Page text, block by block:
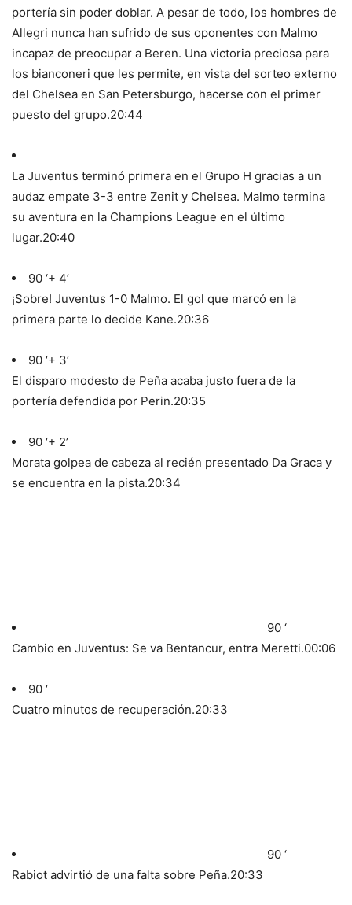
portería sin poder doblar. A pesar de todo, los hombres de
Allegri nunca han sufrido de sus oponentes con Malmo
incapaz de preocupar a Beren. Una victoria preciosa para
los bianconeri que les permite, en vista del sorteo externo
del Chelsea en San Petersburgo, hacerse con el primer
puesto del grupo.20:44
La Juventus terminó primera en el Grupo H gracias a un
audaz empate 3-3 entre Zenit y Chelsea. Malmo termina
su aventura en la Champions League en el último
lugar.20:40
90 ‘+ 4’
¡Sobre! Juventus 1-0 Malmo. El gol que marcó en la
primera parte lo decide Kane.20:36
90 ‘+ 3’
El disparo modesto de Peña acaba justo fuera de la
portería defendida por Perin.20:35
90 ‘+ 2’
Morata golpea de cabeza al recién presentado Da Graca y
se encuentra en la pista.20:34
90 ‘
Cambio en Juventus: Se va Bentancur, entra Meretti.00:06
90 ‘
Cuatro minutos de recuperación.20:33
90 ‘
Rabiot advirtió de una falta sobre Peña.20:33